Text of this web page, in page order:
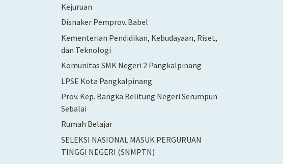
Kejuruan
Disnaker Pemprov. Babel
Kementerian Pendidikan, Kebudayaan, Riset,
dan Teknologi
Komunitas SMK Negeri 2 Pangkalpinang
LPSE Kota Pangkalpinang
Prov. Kep. Bangka Belitung Negeri Serumpun
Sebalai
Rumah Belajar
SELEKSI NASIONAL MASUK PERGURUAN
TINGGI NEGERI (SNMPTN)